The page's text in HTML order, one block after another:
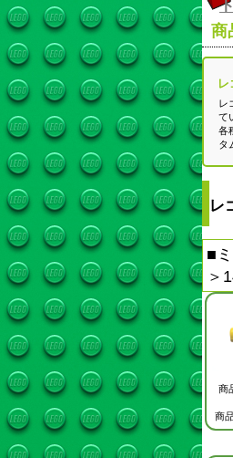
商
レ
て
各
タ
レ
■
＞
商
商